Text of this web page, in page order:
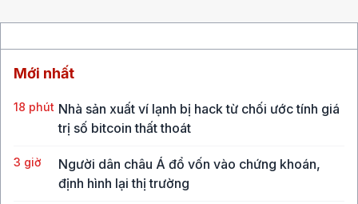
Mới nhất
18 phút Nhà sản xuất ví lạnh bị hack từ chối ước tính giá
trị số bitcoin thất thoát
3 giờ
Người dân châu Á đổ vốn vào chứng khoán,
định hình lại thị trường